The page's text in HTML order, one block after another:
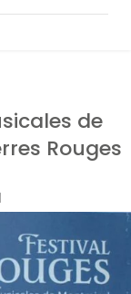
de
Rouges